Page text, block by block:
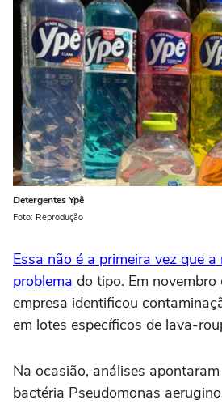
Detergentes Ypê
Foto: Reprodução
Essa não é a primeira vez que
problema do tipo. Em
empresa identificou
em lotes específicos de lava-
Na ocasião, análises
bactéria Pseudomonas